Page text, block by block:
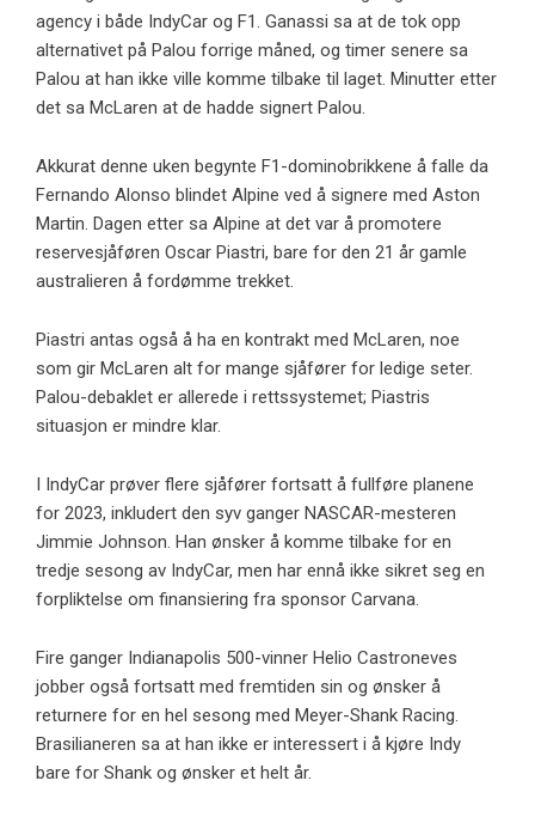
agency i både IndyCar og F1. Ganassi sa at de tok opp
alternativet på Palou forrige måned, og timer senere sa
Palou at han ikke ville komme tilbake til laget. Minutter etter
det sa McLaren at de hadde signert Palou.
Akkurat denne uken begynte F1-dominobrikkene å falle da
Fernando Alonso blindet Alpine ved å signere med Aston
Martin. Dagen etter sa Alpine at det var å promotere
reservesjåføren Oscar Piastri, bare for den 21 år gamle
australieren å fordømme trekket.
Piastri antas også å ha en kontrakt med McLaren, noe
som gir McLaren alt for mange sjåfører for ledige seter.
Palou-debaklet er allerede i rettssystemet; Piastris
situasjon er mindre klar.
I IndyCar prøver flere sjåfører fortsatt å fullføre planene
for 2023, inkludert den syv ganger NASCAR-mesteren
Jimmie Johnson. Han ønsker å komme tilbake for en
tredje sesong av IndyCar, men har ennå ikke sikret seg en
forpliktelse om finansiering fra sponsor Carvana.
Fire ganger Indianapolis 500-vinner Helio Castroneves
jobber også fortsatt med fremtiden sin og ønsker å
returnere for en hel sesong med Meyer-Shank Racing.
Brasilianeren sa at han ikke er interessert i å kjøre Indy
bare for Shank og ønsker et helt år.